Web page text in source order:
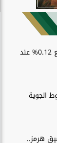
مؤشر السوق السعودية يتراجع 0.12% عند
الجوية
هرمز..